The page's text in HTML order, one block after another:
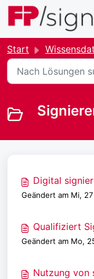
Zum
Start Wissensdatenbank
Digital
Geändert am Mi,
Qualifiziert
Geändert am Mo,
Nutzung von